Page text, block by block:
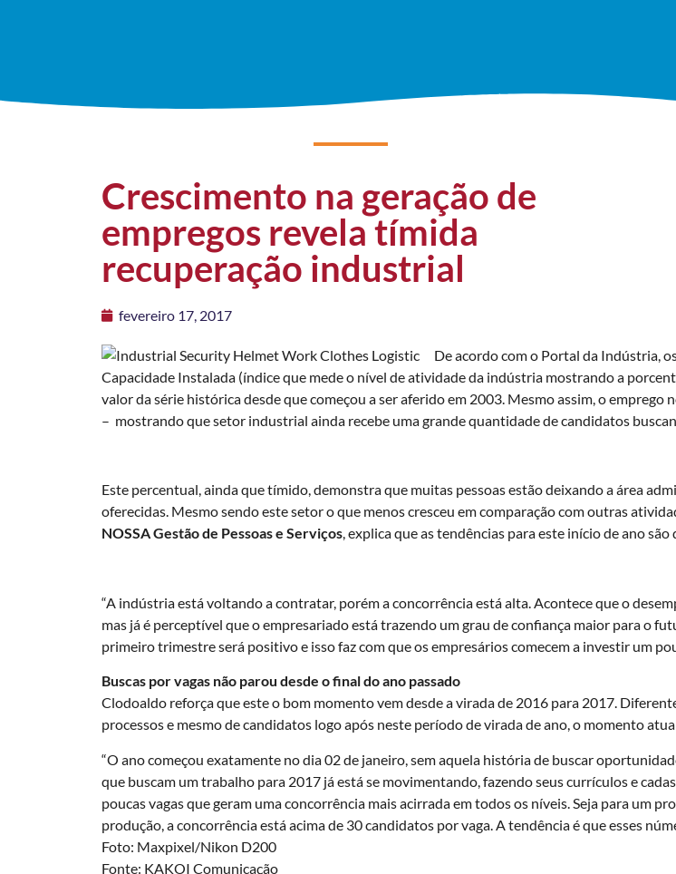
Crescimento na geração de
empregos revela tímida
recuperação industrial
fevereiro 17, 2017
De acordo com o Portal da Indústria,
Capacidade Instalada (índice que mede o nível de atividade da indústria mostrando a
valor da série histórica desde que começou a ser aferido em 2003. Mesmo assim, o
– mostrando quesetor industrial ainda recebe uma grande quantidade de candidatos
Este percentual, ainda que tímido, demonstra que muitas pessoas estão deixando a área
oferecidas. Mesmo sendo este setor o que menos cresceu em comparação com outras
NOSSA Gestão de Pessoas e Serviços, explica que as tendências para este início de ano
“A indústria está voltando a contratar, porém a concorrência está alta. Acontece que o
mas já é perceptível que o empresariado está trazendo um grau de confiança maior para o
primeiro trimestre será positivo e isso faz com que os empresários comecem a investir um
Buscas por vagas não parou desde o final do ano passado
Clodoaldo reforça que este o bom momento vem desde a virada de 2016 para 2017.
processos e mesmo de candidatos logo após neste período de virada de ano, o momento
“O ano começou exatamente no dia 02 de janeiro, sem aquela história de buscar
que buscam um trabalho para 2017 já está se movimentando, fazendo seus currículos e
poucas vagas que geram uma concorrência mais acirrada em todos os níveis. Seja para um
produção, a concorrência está acima de 30 candidatos por vaga. A tendência é que esses
Foto: Maxpixel/Nikon D200
Fonte: KAKOI Comunicação